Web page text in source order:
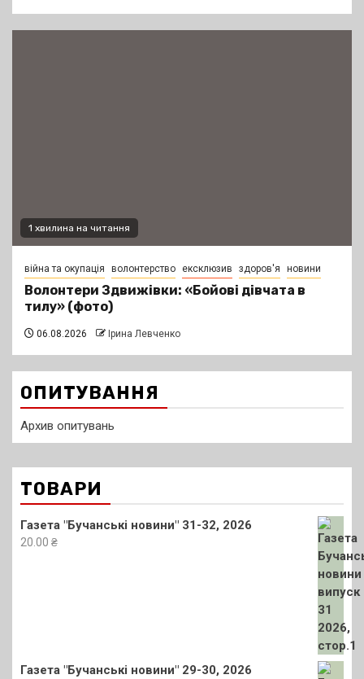
1 хвилина на читання
війна та окупація волонтерство ексклюзив здоров'я новини
Волонтери Здвижівки: «Бойові дівчата в
тилу» (фото)
06.08.2026 Ірина Левченко
ОПИТУВАННЯ
Архив опитувань
ТОВАРИ
Газета "Бучанські новини" 31-32, 2026
20.00 ₴
Газета "Бучанські новини" 29-30, 2026